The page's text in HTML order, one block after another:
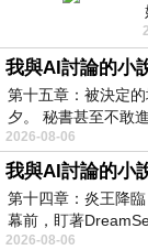
我與AI討論的小
第十五章：被決定
夕。 秘書甚至不敢
2026-08-06
我與AI討論的小
第十四章：炎王降
幕前，盯著
2026-08-06